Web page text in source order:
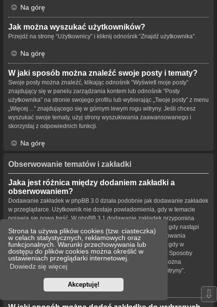
Strona ta używa plików cookies (tzw. ciasteczka)
w celach statystycznych, reklamowych oraz
funkcjonalnych. Warunki przechowywania lub
dostępu do plików cookies można określić w
ustawieniach przeglądarki internetowej.
Dowiedz się więcej
Akceptuję!
Na górę
Jak można wyszukać użytkowników?
Przejdź na stronę “Użytkownicy” i kliknij odnośnik “Znajdź użytkownika”.
Na górę
W jaki sposób można znaleźć swoje posty i tematy?
Swoje posty można znaleźć, klikając odnośnik “Wyświetl moje posty”
znajdujący się w panelu zarządzania kontem lub odnośnik “Posty
użytkownika” na stronie swojego profilu lub wybierając „Twoje posty” z menu
„Więcej…” znajdującego się w górnym lewym rogu witryny. Jeśli chcesz
wyszukać swoje tematy, użyj strony wyszukiwania zaawansowanego i
skorzystaj z odpowiednich funkcji.
Na górę
Obserwowanie tematów i zakładki
Jaka jest różnica między dodaniem zakładki a
obserwowaniem?
Dodawanie zakładek w phpBB 3.0 działa podobnie jak dodawanie zakładek
w przeglądarce. Użytkownik nie dostaje powiadomienia, gdy w temacie
pojawia się nowa treść. W phpBB 3.1 dodawanie zakładek przypomina
obserwowanie tematu. Użytkownik może być powiadamiany, gdy nastąpi
aktualizacja tematu oznaczonego zakładką. Funkcja obserwowania
powiadamia użytkownika – w wybrany przez niego sposób – gdy w
obserwowanym temacie bądź forum pojawiła się nowa treść. Sposoby
powiadamiania dla zakładek i obserwowanych elementów można
konfigurować w panelu użytkownika na karcie „Ustawienia witryny”.
⇩